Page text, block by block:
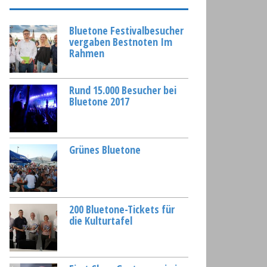
Bluetone Festivalbesucher
vergaben Bestnoten Im
Rahmen
Rund 15.000 Besucher bei
Bluetone 2017
Grünes Bluetone
200 Bluetone-Tickets für
die Kulturtafel